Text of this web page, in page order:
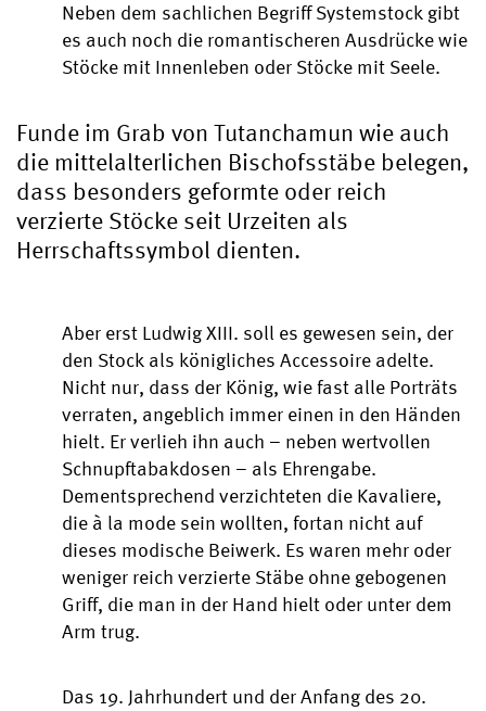
Neben dem sachlichen Begriff Systemstock gibt
es auch noch die romantischeren Ausdrücke wie
Stöcke mit Innenleben oder Stöcke mit Seele.
Funde im Grab von Tutanchamun wie auch
die mittelalterlichen Bischofsstäbe belegen,
dass besonders geformte oder reich
verzierte Stöcke seit Urzeiten als
Herrschaftssymbol dienten.
Aber erst Ludwig XIII. soll es gewesen sein, der
den Stock als königliches Accessoire adelte.
Nicht nur, dass der König, wie fast alle Porträts
verraten, angeblich immer einen in den Händen
hielt. Er verlieh ihn auch – neben wertvollen
Schnupftabakdosen – als Ehrengabe.
Dementsprechend verzichteten die Kavaliere,
die à la mode sein wollten, fortan nicht auf
dieses modische Beiwerk. Es waren mehr oder
weniger reich verzierte Stäbe ohne gebogenen
Griff, die man in der Hand hielt oder unter dem
Arm trug.
Das 19. Jahrhundert und der Anfang des 20.